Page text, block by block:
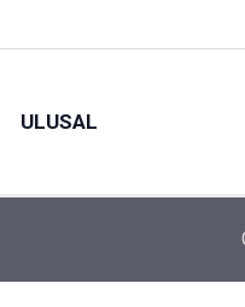
ULUSAL
ORDU